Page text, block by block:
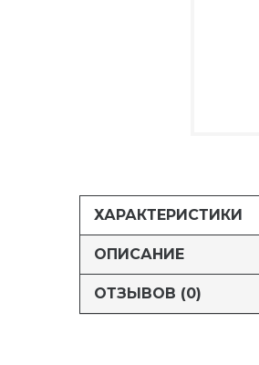
ХАРАКТЕРИСТИКИ
ОПИСАНИЕ
ОТЗЫВОВ (0)